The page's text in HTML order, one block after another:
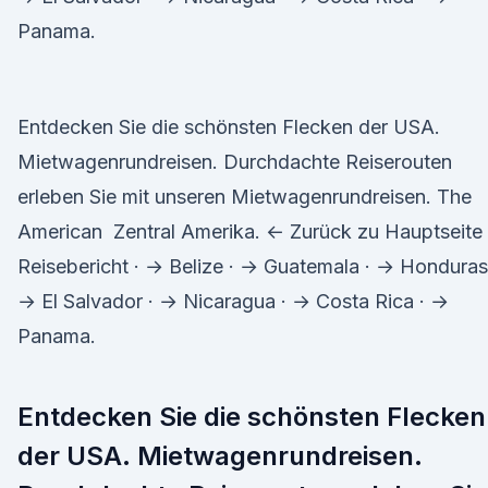
Panama.
Entdecken Sie die schönsten Flecken der USA.
Mietwagenrundreisen. Durchdachte Reiserouten
erleben Sie mit unseren Mietwagenrundreisen. The
American Zentral Amerika. ← Zurück zu Hauptseite
Reisebericht · → Belize · → Guatemala · → Honduras
→ El Salvador · → Nicaragua · → Costa Rica · →
Panama.
Entdecken Sie die schönsten Flecken
der USA. Mietwagenrundreisen.